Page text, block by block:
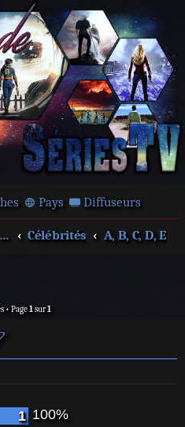
Pays Diffuseurs
Autour des films et séries Célébrités A, B, C, D, E
• Page1sur1
1 100%